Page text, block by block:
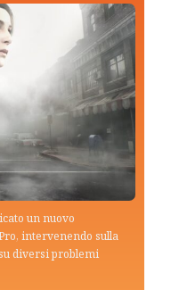
un nuovo
intervenendo sulla
diversi problemi